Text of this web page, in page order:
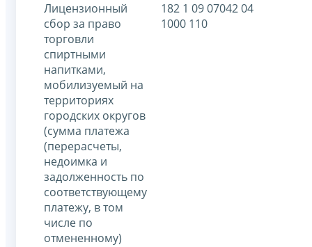
Лицензионный
сбор за право
торговли
спиртными
напитками,
мобилизуемый на
территориях
городских округов
(сумма платежа
(перерасчеты,
недоимка и
задолженность по
соответствующему
платежу, в том
числе по
отмененному)
182 1 09 07042 04
1000 110